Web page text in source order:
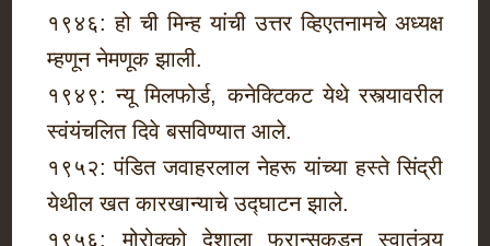
१९४६: हो ची मिन्ह यांची उत्तर व्हिएतनामचे अध्यक्ष
म्हणून नेमणूक झाली.
१९४९: न्यू मिलफोर्ड, कनेक्टिकट येथे रस्त्यावरील
स्वंयंचलित दिवे बसविण्यात आले.
१९५२: पंडित जवाहरलाल नेहरू यांच्या हस्ते सिंद्री
येथील खत कारखान्याचे उद्घाटन झाले.
१९५६: मोरोक्‍को देशाला फ्रान्सकडून स्वातंत्र्य